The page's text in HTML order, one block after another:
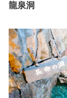
龍泉洞